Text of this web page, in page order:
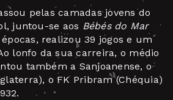
pelas camadas jovens do
juntou-se aos Bébés do Mar
realizou 39 jogos e um
lonfo da sua carreira, o médio
também a Sanjoanense, o
o FK Pribram (Chéquia)